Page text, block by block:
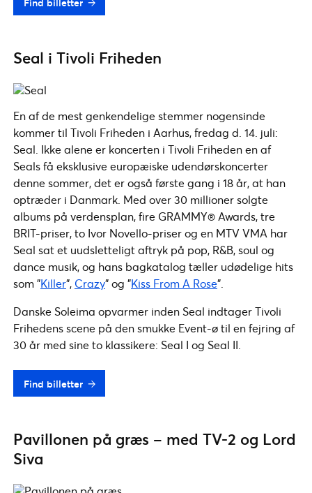
Seal i Tivoli Friheden
En af de mest genkendelige stemmer nogensinde
kommer til Tivoli Friheden i Aarhus, fredag d. 14. juli:
Seal. Ikke alene er koncerten i Tivoli Friheden en af
Seals få eksklusive europæiske udendørskoncerter
denne sommer, det er også første gang i 18 år, at han
optræder i Danmark. Med over 30 millioner solgte
albums på verdensplan, fire GRAMMY® Awards, tre
BRIT-priser, to Ivor Novello-priser og en MTV VMA har
Seal sat et uudsletteligt aftryk på pop, R&B, soul og
dance musik, og hans bagkatalog tæller udødelige hits
som ”Killer”, Crazy” og ”Kiss From A Rose”.
Danske Soleima opvarmer inden Seal indtager Tivoli
Frihedens scene på den smukke Event-ø til en fejring af
30 år med sine to klassikere: Seal I og Seal II.
Find billetter
Pavillonen på græs – med TV-2 og Lord
Siva